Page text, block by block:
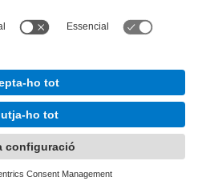
- BarcelonaTech
Accessibilitat
de privadesa